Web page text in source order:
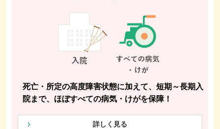
死亡・所定の高度障害状態に加えて、短期～長期入
院まで、ほぼすべての病気・けがを保障！
詳しく見る